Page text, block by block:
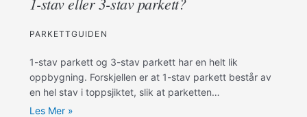
PARKETTGUIDEN
1-stav parkett og 3-stav parkett har en helt lik
oppbygning. Forskjellen er at 1-stav parkett består av
en hel stav i toppsjiktet, slik at parketten…
Les Mer »